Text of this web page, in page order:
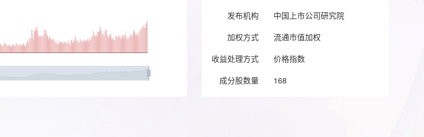
发布机构
中国上市公司研究院
加权方式
流通市值加权
收益处理方式
价格指数
成分股数量
168